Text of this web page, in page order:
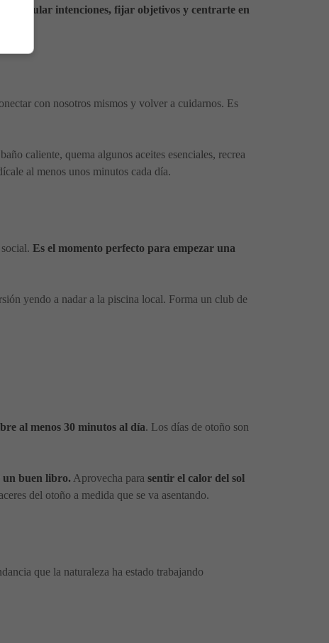
formular intenciones, fijar objetivos y centrarte en
con nosotros mismos y volver a cuidarnos. Es
caliente, quema algunos aceites esenciales, recrea
al menos unos minutos cada día.
Es el momento perfecto para empezar una
yendo a nadar a la piscina local. Forma un club de
al menos 30 minutos al día. Los días de otoño son
un buen libro. Aprovecha para sentir el calor del sol
del otoño a medida que se va asentando.
que la naturaleza ha estado trabajando